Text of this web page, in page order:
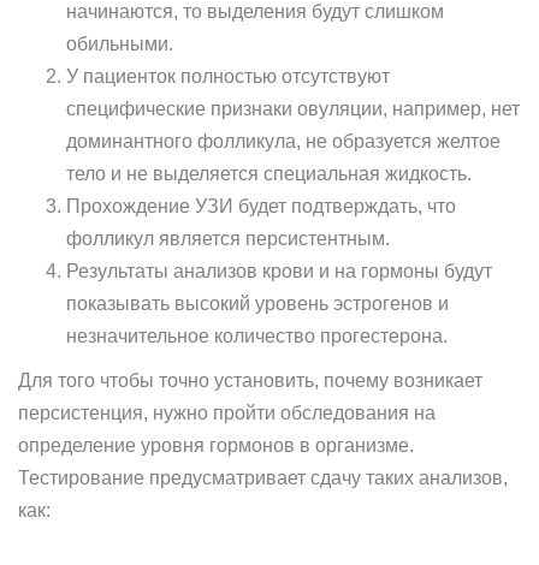
начинаются, то выделения будут слишком
обильными.
У пациенток полностью отсутствуют
специфические признаки овуляции, например, нет
доминантного фолликула, не образуется желтое
тело и не выделяется специальная жидкость.
Прохождение УЗИ будет подтверждать, что
фолликул является персистентным.
Результаты анализов крови и на гормоны будут
показывать высокий уровень эстрогенов и
незначительное количество прогестерона.
Для того чтобы точно установить, почему возникает
персистенция, нужно пройти обследования на
определение уровня гормонов в организме.
Тестирование предусматривает сдачу таких анализов,
как: